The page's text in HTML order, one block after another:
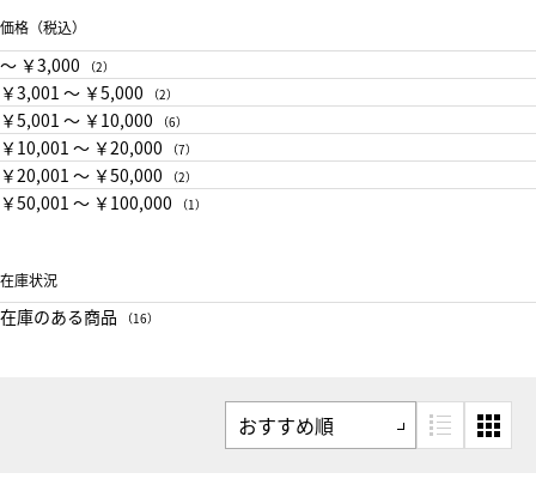
価格（税込）
〜 ￥3,000 （2）
￥3,001 〜 ￥5,000 （2）
￥5,001 〜 ￥10,000 （6）
￥10,001 〜 ￥20,000 （7）
￥20,001 〜 ￥50,000 （2）
￥50,001 〜 ￥100,000 （1）
在庫状況
在庫のある商品 （16）